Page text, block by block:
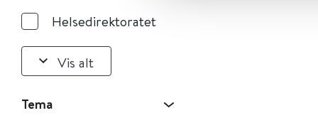
Helsedirektoratet
Vis alt
Tema